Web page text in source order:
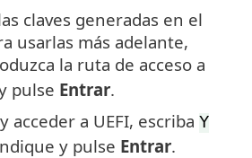
claves generadas en el
usarlas más adelante,
la ruta de acceso a
pulse Entrar.
acceder a UEFI, escriba Y
y pulse Entrar.